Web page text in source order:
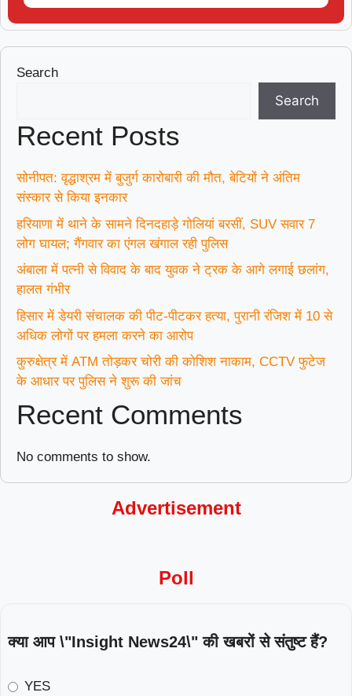
Search
Search
Recent Posts
सोनीपत: वृद्धाश्रम में बुजुर्ग कारोबारी की मौत, बेटियों ने अंतिम
संस्कार से किया इनकार
हरियाणा में थाने के सामने दिनदहाड़े गोलियां बरसीं, SUV सवार 7
लोग घायल; गैंगवार का एंगल खंगाल रही पुलिस
अंबाला में पत्नी से विवाद के बाद युवक ने ट्रक के आगे लगाई छलांग,
हालत गंभीर
हिसार में डेयरी संचालक की पीट-पीटकर हत्या, पुरानी रंजिश में 10 से
अधिक लोगों पर हमला करने का आरोप
कुरुक्षेत्र में ATM तोड़कर चोरी की कोशिश नाकाम, CCTV फुटेज
के आधार पर पुलिस ने शुरू की जांच
Recent Comments
No comments to show.
Advertisement
Poll
क्या आप \"Insight News24\" की खबरों से संतुष्ट हैं?
YES